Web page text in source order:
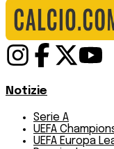
Notizie
Serie A
UEFA
UEFA Europa